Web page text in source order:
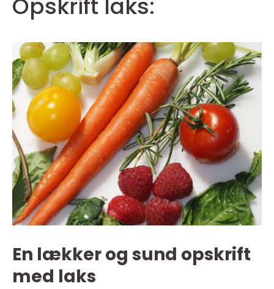
Opskrift laks:
En lækker og sund opskrift
med laks